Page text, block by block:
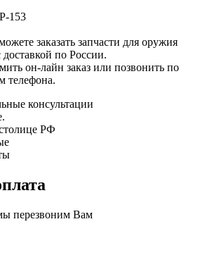
153
заказать запчасти для оружия
по России.
он-лайн заказ или позвонить по
телефона.
консультации
РФ
перезвоним Вам